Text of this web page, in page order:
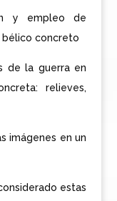
y empleo de
bélico concreto
de la guerra en
relieves,
imágenes en un
estas